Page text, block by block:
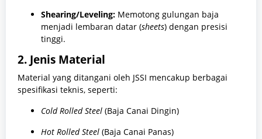
Shearing/Leveling: Memotong gulungan baja
menjadi lembaran datar (sheets) dengan presisi
tinggi.
2. Jenis Material
Material yang ditangani oleh JSSI mencakup berbagai
spesifikasi teknis, seperti:
Cold Rolled Steel (Baja Canai Dingin)
Hot Rolled Steel (Baja Canai Panas)